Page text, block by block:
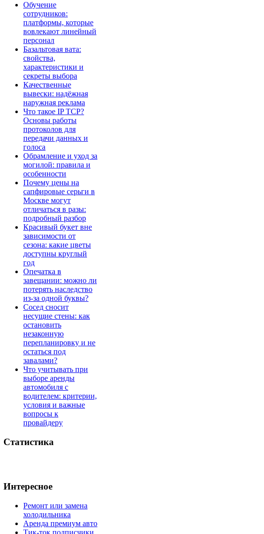
Обучение
сотрудников:
платформы, которые
вовлекают линейный
персонал
Базальтовая вата:
свойства,
характеристики и
секреты выбора
Качественные
вывески: надёжная
наружная реклама
Что такое IP TCP?
Основы работы
протоколов для
передачи данных и
голоса
Обрамление и уход за
могилой: правила и
особенности
Почему цены на
сапфировые серьги в
Москве могут
отличаться в разы:
подробный разбор
Красивый букет вне
зависимости от
сезона: какие цветы
доступны круглый
год
Опечатка в
завещании: можно ли
потерять наследство
из-за одной буквы?
Сосед сносит
несущие стены: как
остановить
незаконную
перепланировку и не
остаться под
завалами?
Что учитывать при
выборе аренды
автомобиля с
водителем: критерии,
условия и важные
вопросы к
провайдеру
Статистика
Интересное
Ремонт или замена
холодильника
Аренда премиум авто